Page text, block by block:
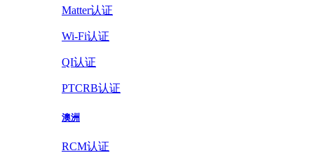
Matter认证
Wi-Fi认证
QI认证
PTCRB认证
澳洲
RCM认证